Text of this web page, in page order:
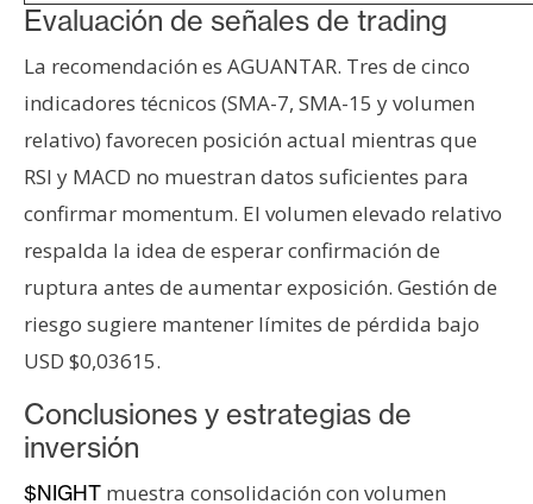
Evaluación de señales de trading
La recomendación es AGUANTAR. Tres de cinco
indicadores técnicos (SMA-7, SMA-15 y volumen
relativo) favorecen posición actual mientras que
RSI y MACD no muestran datos suficientes para
confirmar momentum. El volumen elevado relativo
respalda la idea de esperar confirmación de
ruptura antes de aumentar exposición. Gestión de
riesgo sugiere mantener límites de pérdida bajo
USD $0,03615.
Conclusiones y estrategias de
inversión
$NIGHT muestra consolidación con volumen